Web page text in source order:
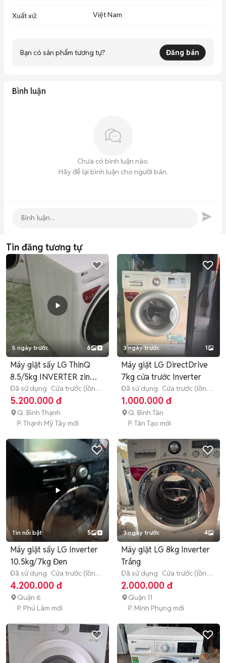
Xuất xứ: Việt Nam
Bạn có sản phẩm tương tự? Đăng bán
Bình luận
Chưa có bình luận nào.
Hãy để lại bình luận cho người bán.
Tin đăng tương tự
5 ngày trước 6
Máy giặt sấy LG ThinQ
8.5/5kg INVERTER zin
đẹp
Đã sử dụng Cửa trước (lồng
ngang) 8 - 8.9 kg
5.200.000 đ
Q. Bình Thạnh
P. Thạnh Mỹ Tây mới
3 ngày trước 1
Máy giặt LG DirectDrive
7kg cửa trước Inverter
Đã sử dụng Cửa trước (lồng
ngang) 7 - 7.9 kg
1.000.000 đ
Q. Bình Tân
P. Tân Tạo mới
Tin nổi bật 5
Máy giặt sấy LG Inverter
10.5kg/7kg Đen
Đã sử dụng Cửa trước (lồng
ngang) > 10 kg
4.200.000 đ
Quận 6
P. Phú Lâm mới
3 ngày trước 4
Máy giặt LG 8kg Inverter
Trắng
Đã sử dụng Cửa trước (lồng
ngang) 8 - 8.9 kg
2.000.000 đ
Quận 11
P. Minh Phụng mới